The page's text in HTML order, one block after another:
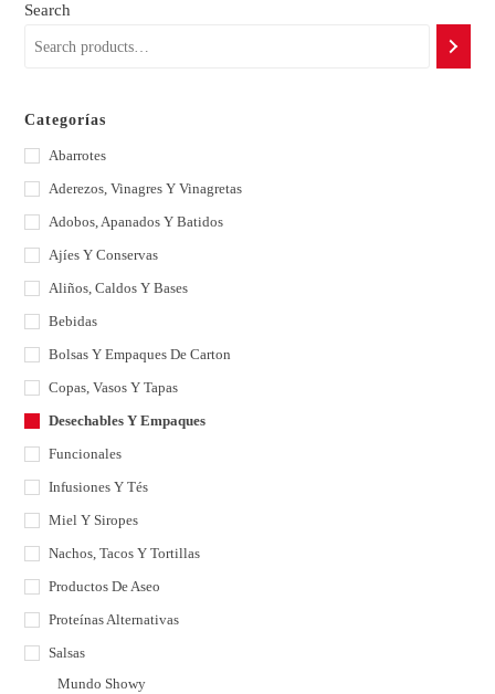
Search
Categorías
Abarrotes
Aderezos, Vinagres Y Vinagretas
Adobos, Apanados Y Batidos
Ajíes Y Conservas
Aliños, Caldos Y Bases
Bebidas
Bolsas Y Empaques De Carton
Copas, Vasos Y Tapas
Desechables Y Empaques
Funcionales
Infusiones Y Tés
Miel Y Siropes
Nachos, Tacos Y Tortillas
Productos De Aseo
Proteínas Alternativas
Salsas
Mundo Showy